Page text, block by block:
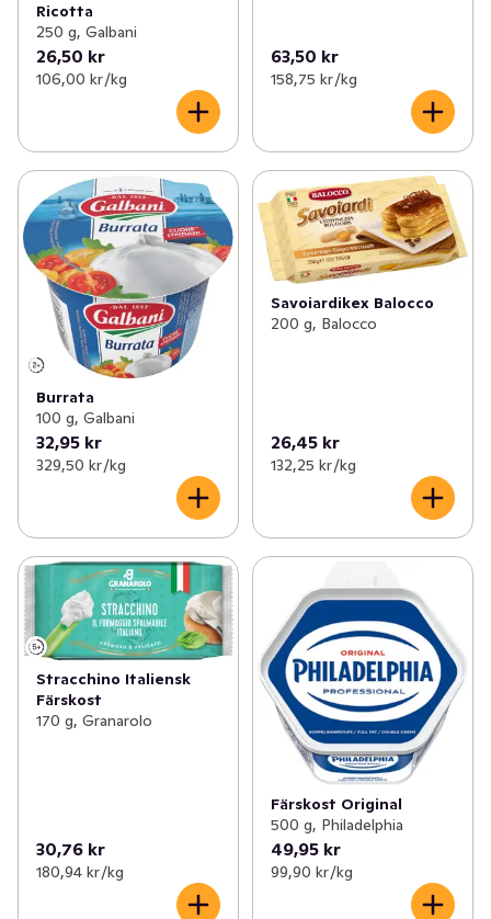
Ricotta
250 g, Galbani
26,50 kr
106,00 kr /kg
63,50 kr
158,75 kr /kg
Burrata
100 g, Galbani
32,95 kr
329,50 kr /kg
Savoiardikex Balocco
200 g, Balocco
26,45 kr
132,25 kr /kg
Stracchino Italiensk
Färskost
170 g, Granarolo
30,76 kr
180,94 kr /kg
Färskost Original
500 g, Philadelphia
49,95 kr
99,90 kr /kg